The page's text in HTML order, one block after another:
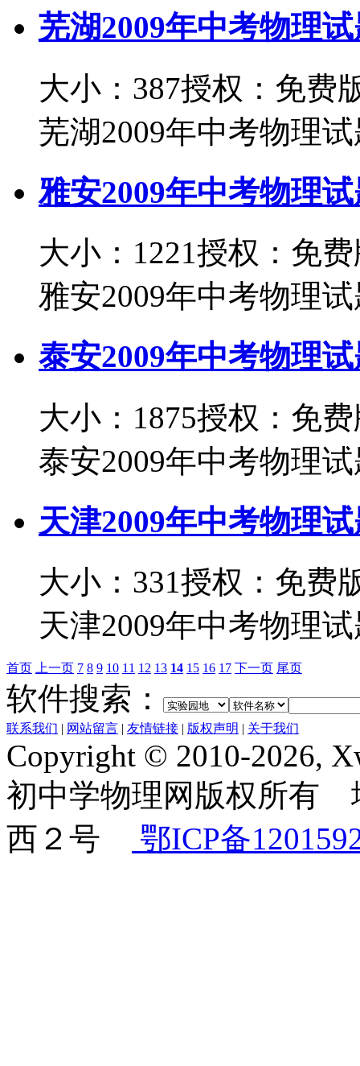
芜湖2009年中考物理
大小：387授权：免费
芜湖2009年中考物理试
雅安2009年中考物理
大小：1221授权：免
雅安2009年中考物理试
泰安2009年中考物理
大小：1875授权：免
泰安2009年中考物理试
天津2009年中考物理
大小：331授权：免费
天津2009年中考物理试
首页 上一页 7 8 9 10 11 12 13 14 15 16 17 下一页 尾页
软件搜索：
联系我们 | 网站留言 | 友情链接 | 版权声明 | 关于我们
Copyright © 2010-2026,
初中学物理网版权所有
西２号
鄂ICP备